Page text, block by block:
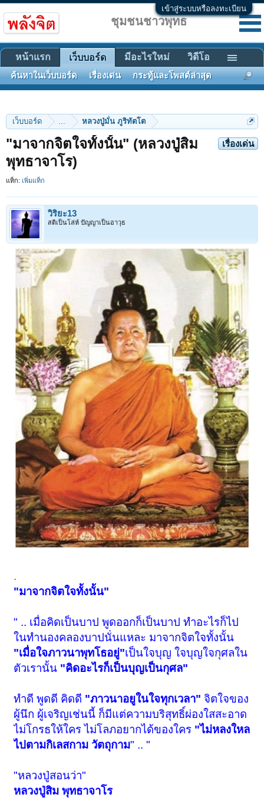
เข้าสู่ระบบหรือลงทะเบียน
เว็บบอร์ด ... หลวงปู่มั่น ภูริทัตโต
เรื่องเด่น
"มาจากจิตใจทั้งนั้น" (หลวงปู่สิม
พุทธาจาโร)
แท็ก: เพิ่มแท็ก
วิริยะ13
สติเป็นโล่ห์ ปัญญาเป็นอาวุธ
.
"มาจากจิตใจทั้งนั้น"
" .. เมื่อคิดเป็นบาป พูดออกก็เป็นบาป ทำอะไรก็ไป
ในทำนองคลองบาปนั่นแหละ มาจากจิตใจทั้งนั้น
"เมื่อใจภาวนาพุทโธอยู่"เป็นใจบุญ ใจบุญใจกุศลใน
ตัวเรานั้น "คิดอะไรก็เป็นบุญเป็นกุศล"
ทำดี พูดดี คิดดี "ภาวนาอยูในใจทุกเวลา" จิตใจของ
ผู้นึก ผู้เจริญเช่นนี้ ก็มีแต่ความบริสุทธิ์ผ่องใสสะอาด
ไม่โกรธให้ใคร ไม่โลภอยากได้ของใคร "ไม่หลงใหล
ไปตามกิเลสกาม วัตถุกาม" .. "
"หลวงปู่สอนว่า"
หลวงปู่สิม พุทธาจาโร
ชุมชนชาวพุทธ
หน้าแรก เว็บบอร์ด
ค้นหาในเว็บบอร์ด เรื่องเด่น กระทู้และโพสต์ล่าสุด
มีอะไรใหม่ วิดีโอ